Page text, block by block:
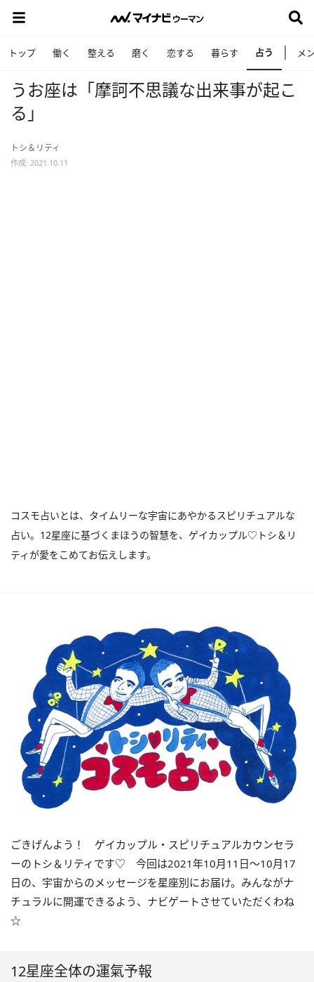
トップ 働く 整える 磨く 恋する 暮らす 占う メ
うお座は「摩訶不思議な出来事が起こ
る」
トシ＆リティ
作成: 2021.10.11
コスモ占いとは、タイムリーな宇宙にあやかるスピリチュアルな
占い。12星座に基づくまほうの智慧を、ゲイカップル♡トシ＆リ
ティが愛をこめてお伝えします。
ごきげんよう！ ゲイカップル・スピリチュアルカウンセラ
ーのトシ＆リティです♡ 今回は2021年10月11 日〜10月17
日の、宇宙からのメッセージを星座別にお届け。みんながナ
チュラルに開運できるよう、ナビゲートさせていただくわね
☆
12星座全体の運氣予報